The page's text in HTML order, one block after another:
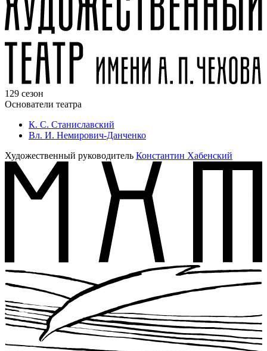
129 сезон
Основатели театра
К. С. Станиславский
Вл. И. Немирович-Данченко
Художественный руководитель Константин Хабенский